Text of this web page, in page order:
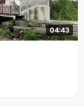
04:43